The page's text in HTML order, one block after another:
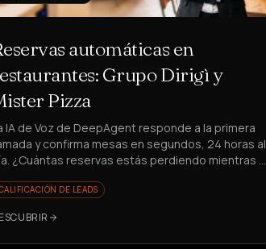
automáticas en
Grupo Dirigì y
Pizza
IA de Voz de DeepAgent responde a la primera
y confirma mesas en segundos, 24 horas al
¿Cuántas reservas estás perdiendo mientras el
DE LEADS